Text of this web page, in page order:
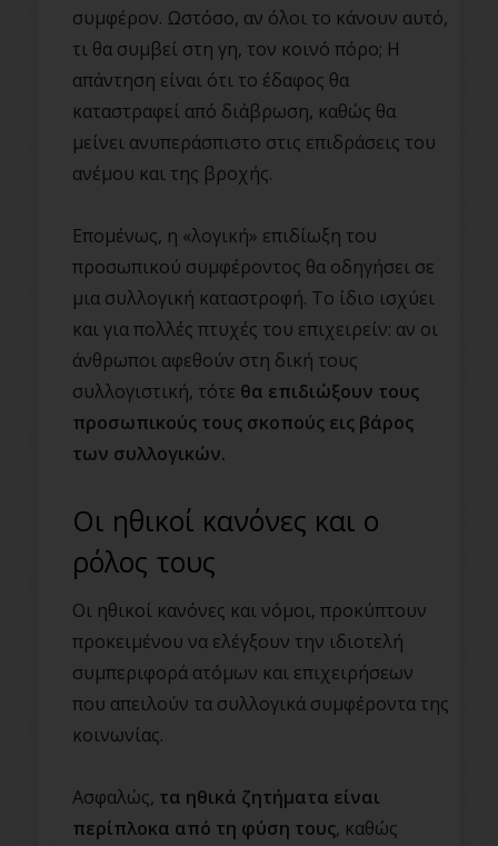
συμφέρον. Ωστόσο, αν όλοι το κάνουν αυτό,
τι θα συμβεί στη γη, τον κοινό πόρο; Η
απάντηση είναι ότι το έδαφος θα
καταστραφεί από διάβρωση, καθώς θα
μείνει ανυπεράσπιστο στις επιδράσεις του
ανέμου και της βροχής.
Επομένως, η «λογική» επιδίωξη του
προσωπικού συμφέροντος θα οδηγήσει σε
μια συλλογική καταστροφή. Το ίδιο ισχύει
και για πολλές πτυχές του επιχειρείν: αν οι
άνθρωποι αφεθούν στη δική τους
συλλογιστική, τότε θα επιδιώξουν τους
προσωπικούς τους σκοπούς εις βάρος
των συλλογικών.
Οι ηθικοί κανόνες και ο
ρόλος τους
Οι ηθικοί κανόνες και νόμοι, προκύπτουν
προκειμένου να ελέγξουν την ιδιοτελή
συμπεριφορά ατόμων και επιχειρήσεων
που απειλούν τα συλλογικά συμφέροντα της
κοινωνίας.
Ασφαλώς, τα ηθικά ζητήματα είναι
περίπλοκα από τη φύση τους, καθώς